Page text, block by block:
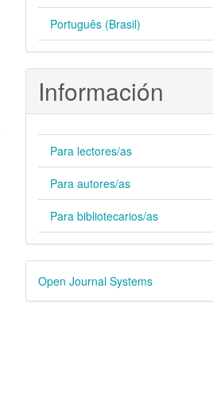
Português (Brasil)
Información
Para lectores/as
Para autores/as
Para bibliotecarios/as
Desarrollado
por
Open Journal Systems